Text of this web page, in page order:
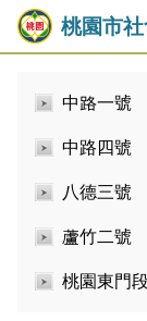
桃園市
中路一號
中路四號
八德三號
蘆竹二號
桃園東門